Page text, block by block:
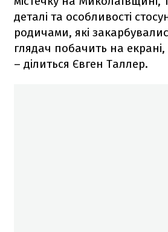
деталі та особливості
родичами, які
глядач побачить на екрані,
– ділиться Євген Таллер.